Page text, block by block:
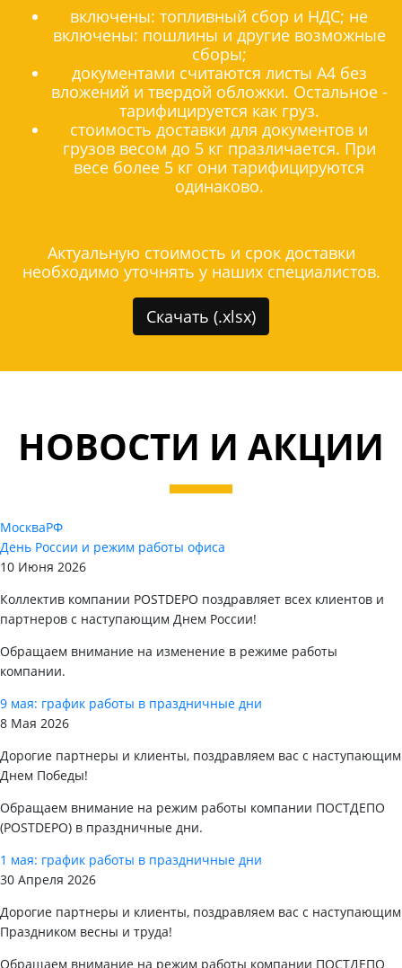
включены: топливный сбор и НДС; не
включены: пошлины и другие возможные
сборы;
документами считаются листы А4 без
вложений и твердой обложки. Остальное -
тарифицируется как груз.
стоимость доставки для документов и
грузов весом до 5 кг празличается. При
весе более 5 кг они тарифицируются
одинаково.
Актуальную стоимость и срок доставки
необходимо уточнять у наших специалистов.
Скачать (.xlsx)
НОВОСТИ И АКЦИИ
МоскваРФ
День России и режим работы офиса
10 Июня 2026
Коллектив компании POSTDEPO поздравляет всех клиентов и
партнеров с наступающим Днем России!
Обращаем внимание на изменение в режиме работы
компании.
9 мая: график работы в праздничные дни
8 Мая 2026
Дорогие партнеры и клиенты, поздравляем вас с наступающим
Днем Победы!
Обращаем внимание на режим работы компании ПОСТДЕПО
(POSTDEPO) в праздничные дни.
1 мая: график работы в праздничные дни
30 Апреля 2026
Дорогие партнеры и клиенты, поздравляем вас с наступающим
Праздником весны и труда!
Обращаем внимание на режим работы компании ПОСТДЕПО